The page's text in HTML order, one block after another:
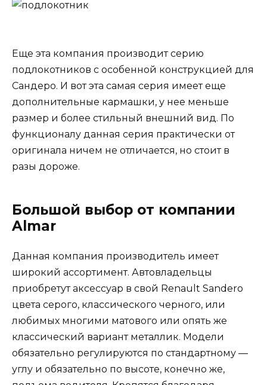
Еще эта компания производит серию
подлокотников с особенной конструкцией для
Сандеро. И вот эта самая серия имеет еще
дополнительные кармашки, у нее меньше
размер и более стильный внешний вид. По
функционалу данная серия практически от
оригинала ничем не отличается, но стоит в
разы дороже.
Большой выбор от компании
Almar
Данная компания производитель имеет
широкий ассортимент. Автовладельцы
приобретут аксессуар в свой Renault Sandero
цвета серого, классического черного, или
любимых многими матового или опять же
классический вариант металлик. Модели
обязательно регулируются по стандартному —
углу и обязательно по высоте, конечно же,